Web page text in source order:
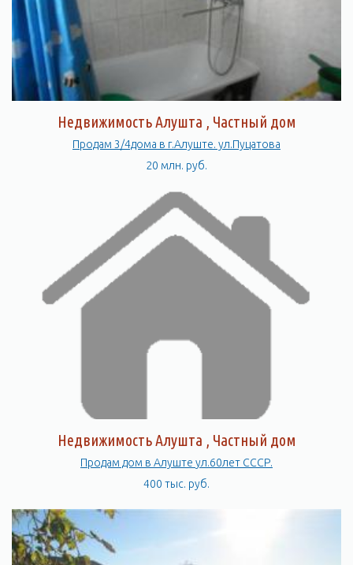
Недвижимость Алушта , Частный дом
Продам 3/4дома в г.Алуште. ул.Пуцатова
20 млн. руб.
Недвижимость Алушта , Частный дом
Продам дом в Алуште ул.60лет СССР.
400 тыс. руб.